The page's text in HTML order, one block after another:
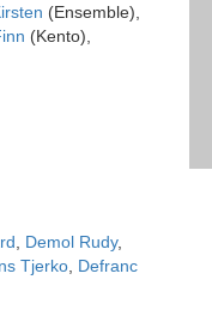
(Ensemble),
(Kento),
Demol Rudy,
Tjerko Defranc